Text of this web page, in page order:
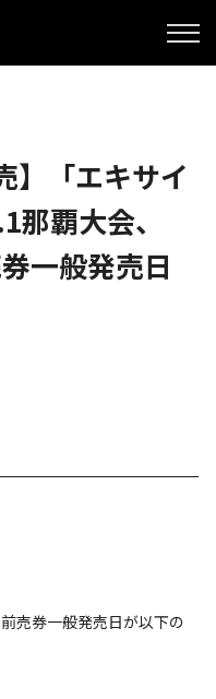
】「エキサイ
那覇大会、
一般発売日
売券一般発売日が以下の